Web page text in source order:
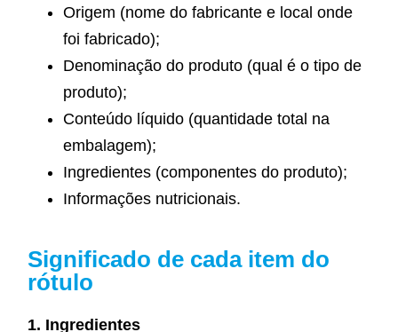
Origem (nome do fabricante e local onde
foi fabricado);
Denominação do produto (qual é o tipo de
produto);
Conteúdo líquido (quantidade total na
embalagem);
Ingredientes (componentes do produto);
Informações nutricionais.
Significado de cada item do
rótulo
1. Ingredientes